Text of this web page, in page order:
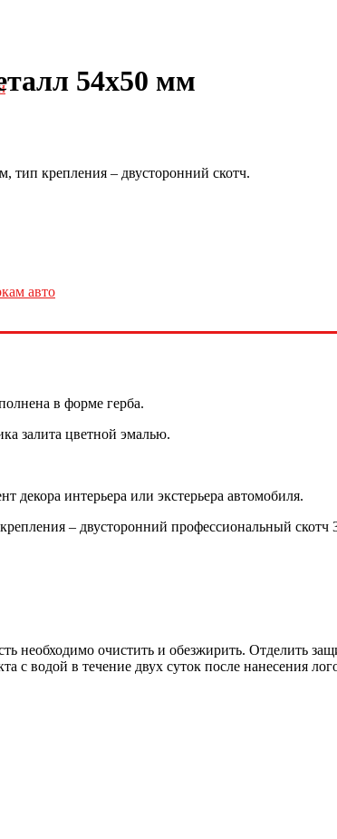
54х50 мм
тип крепления – двусторонний скотч.
авто
в форме герба.
залита цветной эмалью.
декора интерьера или экстерьера автомобиля.
– двусторонний профессиональный скотч
необходимо очистить и обезжирить. Отделить
с водой в течение двух суток после нанесения